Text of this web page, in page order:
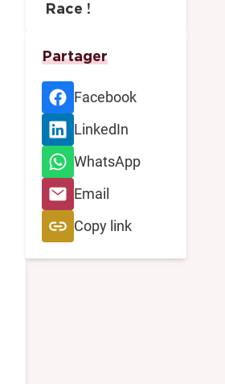
Race !
Partager
Facebook
LinkedIn
WhatsApp
Email
Copy link